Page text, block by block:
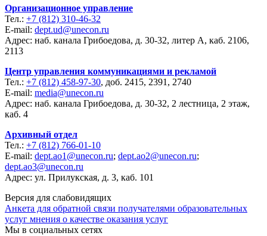
Организационное управление
Тел.: +7 (812) 310-46-32
E-mail: dept.ud@unecon.ru
Адрес: наб. канала Грибоедова, д. 30-32, литер А, каб. 2106,
2113
Центр управления коммуникациями и рекламой
Тел.: +7 (812) 458-97-30, доб. 2415, 2391, 2740
E-mail: media@unecon.ru
Адрес: наб. канала Грибоедова, д. 30-32, 2 лестница, 2 этаж,
каб. 4
Архивный отдел
Тел.: +7 (812) 766-01-10
E-mail: dept.ao1@unecon.ru; dept.ao2@unecon.ru;
dept.ao3@unecon.ru
Адрес: ул. Прилукская, д. 3, каб. 101
Версия для слабовидящих
Анкета для обратной связи получателями образовательных
услуг мнения о качестве оказания услуг
Мы в социальных сетях